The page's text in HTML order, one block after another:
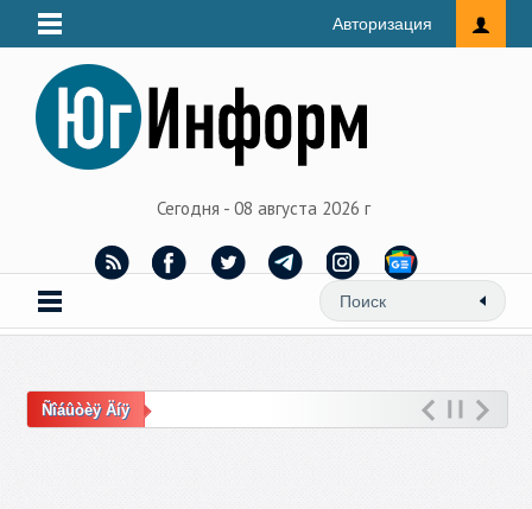
Авторизация
Сегодня - 08 августа 2026 г
Ñîáûòèÿ Äíÿ